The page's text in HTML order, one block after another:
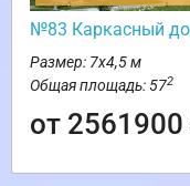
№83 Каркасный
Размер: 7х4,5 м
Общая площадь: 572
от 2561900